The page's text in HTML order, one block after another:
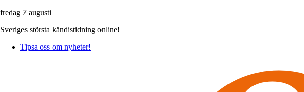
fredag 7 augusti
Sveriges största kändistidning online!
Tipsa oss om nyheter!